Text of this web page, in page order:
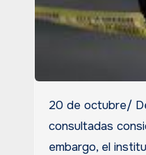
20 de octubre/ De acuerdo con el INEGI, a nivel nacional, el 61.4% de las personas mayores de 18 años
consultadas
embargo, el